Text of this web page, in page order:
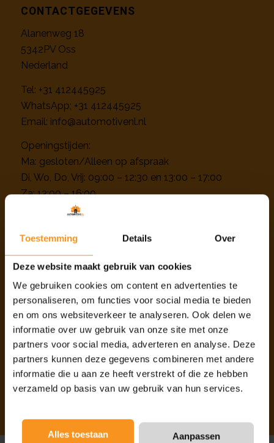
Toestemming Details Over
Deze website maakt gebruik van cookies
We gebruiken cookies om content en advertenties te
personaliseren, om functies voor social media te bieden
en om ons websiteverkeer te analyseren. Ook delen we
informatie over uw gebruik van onze site met onze
partners voor social media, adverteren en analyse. Deze
partners kunnen deze gegevens combineren met andere
informatie die u aan ze heeft verstrekt of die ze hebben
verzameld op basis van uw gebruik van hun services.
Alles toestaan Aanpassen
CONTACTGEGEVENS
Alanenweg 18
5342PV Oss
Nederland
Tel: +31 412445925
WhatsApp; +31 412445925
Email: info@automotivenl.nl
Openingstijden:
Ma: gesloten/Alleen op afspraak
Di, Wo, Do, Vrij: 09:00 – 12:30 en 13:00 – 17:00
Za: 12:00 – 16:00
Zo: gesloten/Alleen op afspraak
INFORMATIE
Info
Over ons
Onze diensten
Privacy beleid
Contact